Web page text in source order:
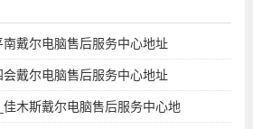
戴尔电脑售后服务中心地址
戴尔电脑售后服务中心地址
木斯戴尔电脑售后服务中心地